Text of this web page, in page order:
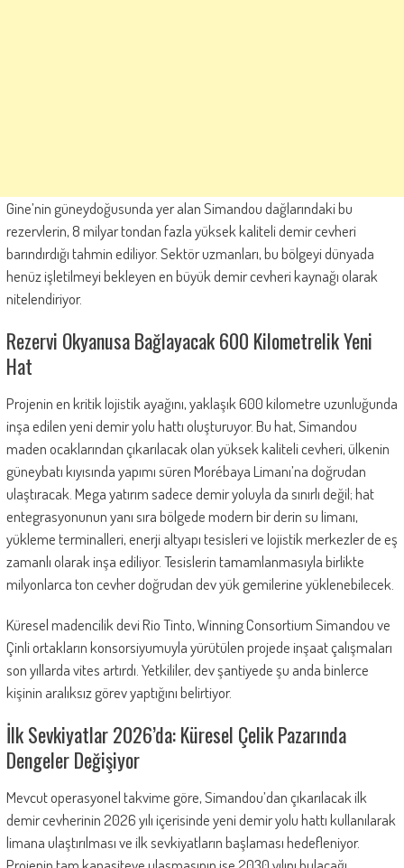
Gine’nin güneydoğusunda yer alan Simandou dağlarındaki bu
rezervlerin, 8 milyar tondan fazla yüksek kaliteli demir cevheri
barındırdığı tahmin ediliyor. Sektör uzmanları, bu bölgeyi dünyada
henüz işletilmeyi bekleyen en büyük demir cevheri kaynağı olarak
nitelendiriyor.
Rezervi Okyanusa Bağlayacak 600 Kilometrelik Yeni
Hat
Projenin en kritik lojistik ayağını, yaklaşık 600 kilometre uzunluğunda
inşa edilen yeni demir yolu hattı oluşturuyor. Bu hat, Simandou
maden ocaklarından çıkarılacak olan yüksek kaliteli cevheri, ülkenin
güneybatı kıyısında yapımı süren Morébaya Limanı’na doğrudan
ulaştıracak. Mega yatırım sadece demir yoluyla da sınırlı değil; hat
entegrasyonunun yanı sıra bölgede modern bir derin su limanı,
yükleme terminalleri, enerji altyapı tesisleri ve lojistik merkezler de eş
zamanlı olarak inşa ediliyor. Tesislerin tamamlanmasıyla birlikte
milyonlarca ton cevher doğrudan dev yük gemilerine yüklenebilecek.
Küresel madencilik devi Rio Tinto, Winning Consortium Simandou ve
Çinli ortakların konsorsiyumuyla yürütülen projede inşaat çalışmaları
son yıllarda vites artırdı. Yetkililer, dev şantiyede şu anda binlerce
kişinin aralıksız görev yaptığını belirtiyor.
İlk Sevkiyatlar 2026’da: Küresel Çelik Pazarında
Dengeler Değişiyor
Mevcut operasyonel takvime göre, Simandou’dan çıkarılacak ilk
demir cevherinin 2026 yılı içerisinde yeni demir yolu hattı kullanılarak
limana ulaştırılması ve ilk sevkiyatların başlaması hedefleniyor.